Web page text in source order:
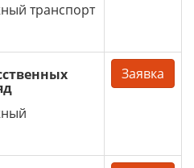
транспорт
Заявка